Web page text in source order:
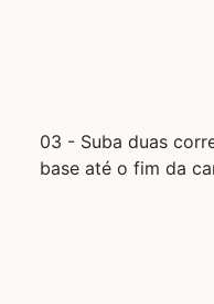
03 - Suba duas
base até o fim da